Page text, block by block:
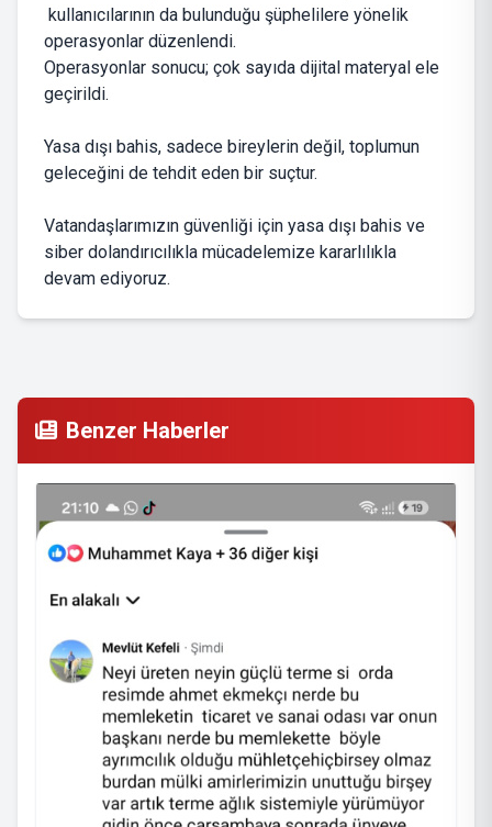
kullanıcılarının da bulunduğu şüphelilere yönelik
operasyonlar düzenlendi.
Operasyonlar sonucu; çok sayıda dijital materyal ele
geçirildi.
Yasa dışı bahis, sadece bireylerin değil, toplumun
geleceğini de tehdit eden bir suçtur.
Vatandaşlarımızın güvenliği için yasa dışı bahis ve
siber dolandırıcılıkla mücadelemize kararlılıkla
devam ediyoruz.
Benzer Haberler